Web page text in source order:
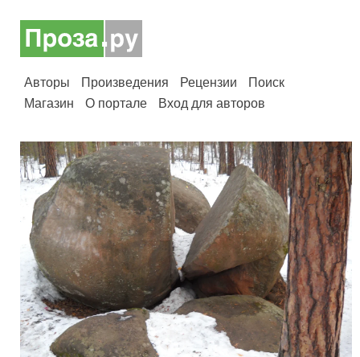
Авторы Произведения Рецензии
Поиск
Магазин
О портале Вход для авторов